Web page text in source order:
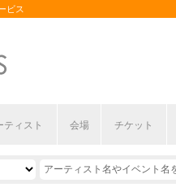
ビス
ティスト 会場 チケット
特集2026】フェス情報はここから！